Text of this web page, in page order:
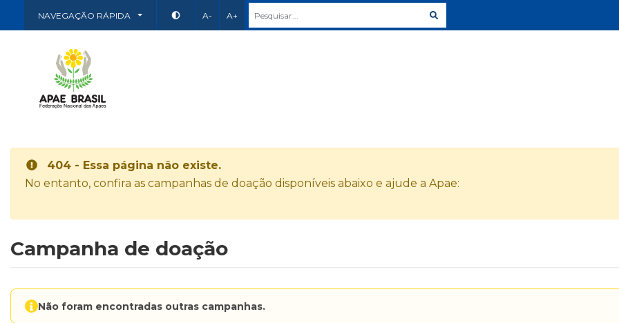
NAVEGAÇÃO RÁPIDA A- A+
404 - Essa página não existe.
No entanto, confira as campanhas de doação disponíveis abaixo e ajude a Apae:
Campanha de doação
Não foram encontradas outras campanhas.